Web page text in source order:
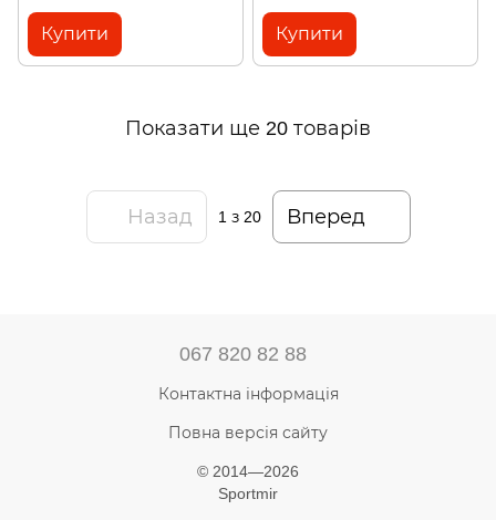
Купити Купити
Показати ще 20 товарів
Назад 1з 20 Вперед
067 820 82 88
Контактна інформація
Повна версія сайту
© 2014—2026
Sportmir